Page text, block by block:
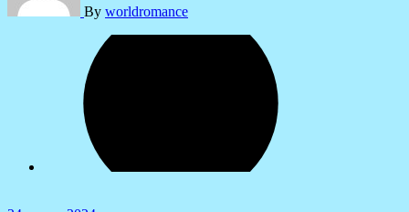
By worldromance